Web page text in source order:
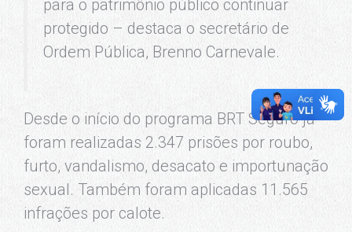
para o patrimônio público continuar
protegido – destaca o secretário de
Ordem Pública, Brenno Carnevale.
Desde o início do programa BRT Seguro já
foram realizadas 2.347 prisões por roubo,
furto, vandalismo, desacato e importunação
sexual. Também foram aplicadas 11.565
infrações por calote.